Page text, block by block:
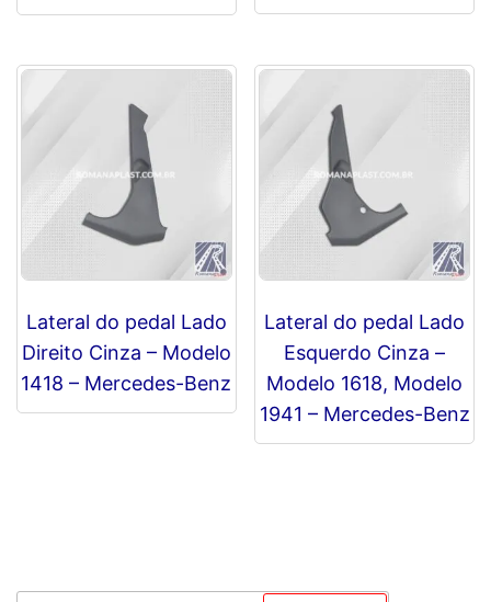
Lateral do pedal Lado
Direito Cinza – Modelo
1418 – Mercedes-Benz
Lateral do pedal Lado
Esquerdo Cinza –
Modelo 1618, Modelo
1941 – Mercedes-Benz